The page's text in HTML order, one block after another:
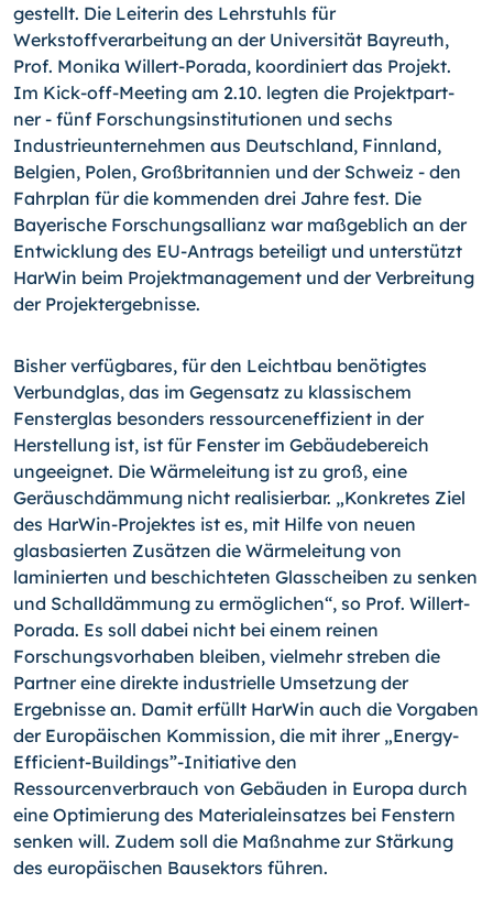
gestellt. Die Leiterin des Lehr­stuhls für
Werkstoffverarbeitung an der Universität Bayreuth,
Prof. Monika Willert-Porada, koordiniert das Projekt.
Im Kick-off-Meeting am 2.10. legten die Projektpart­
ner - fünf Forschungsinstitutionen und sechs
Industrieunternehmen aus Deutschland, Finnland,
Belgien, Polen, Großbritannien und der Schweiz - den
Fahrplan für die kom­menden drei Jahre fest. Die
Bayerische Forschungsallianz war maßgeblich an der
Ent­wicklung des EU-Antrags beteiligt und unterstützt
HarWin beim Projektmanagement und der Verbreitung
der Projektergebnisse.
Bisher verfügbares, für den Leichtbau benötigtes
Verbundglas, das im Gegensatz zu klassischem
Fensterglas besonders ressourceneffizient in der
Herstellung ist, ist für Fenster im Gebäudebereich
ungeeignet. Die Wärmeleitung ist zu groß, eine
Geräusch­dämmung nicht realisierbar. „Konkretes Ziel
des HarWin-Projektes ist es, mit Hilfe von neuen
glasbasierten Zusätzen die Wärmeleitung von
laminierten und beschichteten Glasscheiben zu senken
und Schalldämmung zu ermöglichen“, so Prof. Willert-
Porada. Es soll dabei nicht bei einem reinen
Forschungsvorhaben bleiben, vielmehr streben die
Partner eine direkte industrielle Umsetzung der
Ergebnisse an. Damit erfüllt HarWin auch die Vorgaben
der Europäischen Kommission, die mit ihrer „Energy-
Efficient-Buil­dings”-Initiative den
Ressourcenverbrauch von Gebäuden in Europa durch
eine Opti­mierung des Materialeinsatzes bei Fenstern
senken will. Zudem soll die Maßnahme zur Stärkung
des europäischen Bausektors führen.